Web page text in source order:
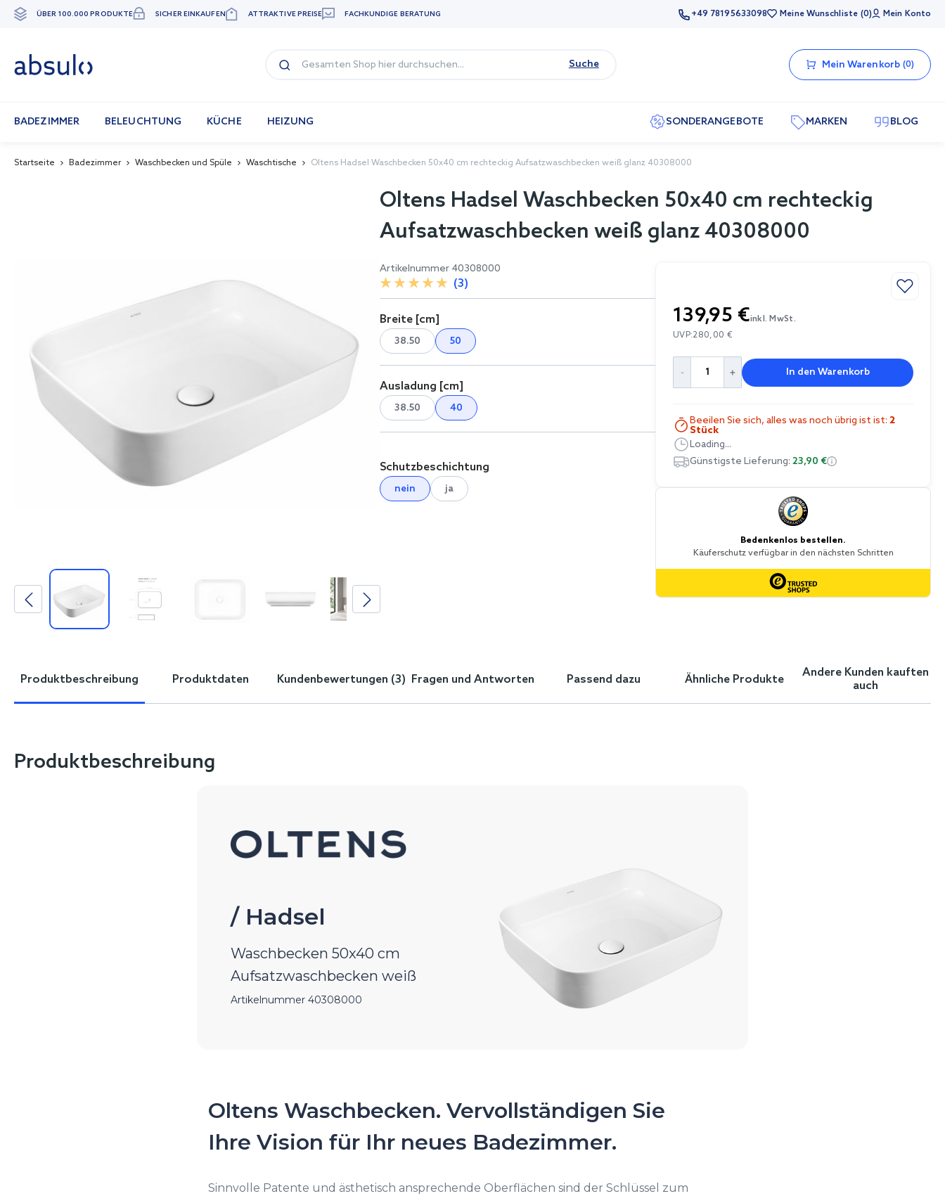
Zum
ÜBER 100.000 PRODUKTE SICHER EINKAUFEN ATTRAKTIVE PREISE FACHKUNDIGE BERATUNG +49 78195633098 Meine Wunschliste 0 Mein Konto
Suche Mein Warenkorb 0
BADEZIMMER BELEUCHTUNG KÜCHE HEIZUNG SONDERANGEBOTE MARKEN BLOG
Startseite Badezimmer Waschbecken und Spüle Waschtische Oltens Hadsel Waschbecken 50x40 cm rechteckig Aufsatzwaschbecken weiß glanz 40308000
beginning
Oltens Hadsel Waschbecken 50x40 cm rechteckig
Aufsatzwaschbecken weiß glanz 40308000
Artikelnummer 40308000
(3)
Breite [cm]
38.50 50
Ausladung [cm]
38.50 40
Schutzbeschichtung
nein ja
139,95 €inkl. MwSt.
UVP:280,00 €
In den Warenkorb
Beeilen Sie sich, alles was noch übrig ist ist: 2
Stück
Loading...
Günstigste Lieferung: 23,90 €
Produktbeschreibung Produktdaten Kundenbewertungen (3) Fragen und Antworten Passend dazu Ähnliche Produkte
Andere Kunden kauften
auch
Produktbeschreibung
/ Hadsel
Waschbecken 50x40 cm
Aufsatzwaschbecken weiß
Artikelnummer 40308000
Oltens Waschbecken. Vervollständigen Sie
Ihre Vision für Ihr neues Badezimmer.
Sinnvolle Patente und ästhetisch ansprechende Oberflächen sind der Schlüssel zum